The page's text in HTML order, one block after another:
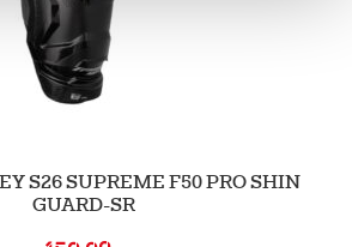
S26 SUPREME F50 PRO SHIN
GUARD-SR